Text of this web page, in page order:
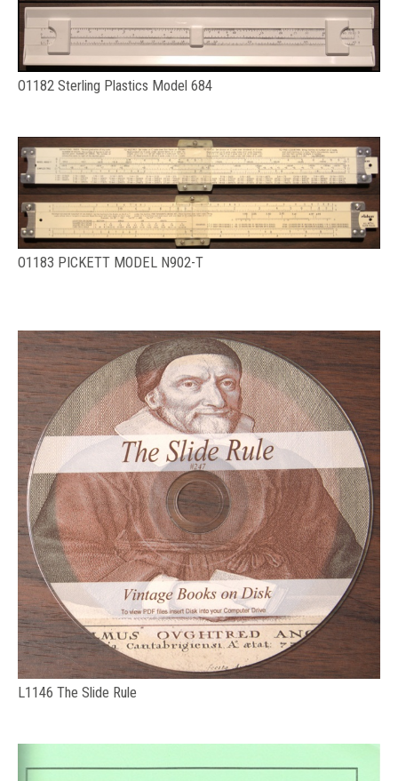
O1182 Sterling Plastics Model 684
O1183 PICKETT MODEL N902-T
L1146 The Slide Rule